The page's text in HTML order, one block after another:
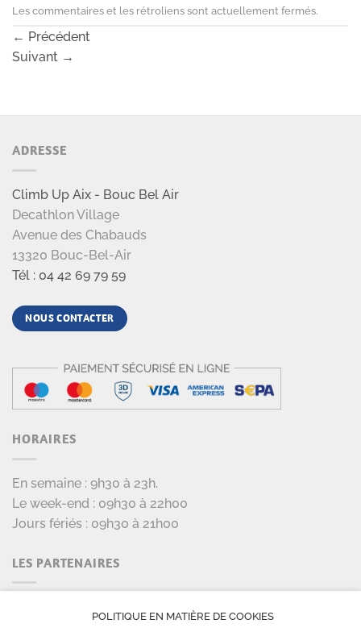
Les commentaires et les rétroliens sont actuellement fermés.
← Précédent
Suivant →
ADRESSE
Climb Up Aix - Bouc Bel Air
Decathlon Village
Avenue des Chabauds
13320 Bouc-Bel-Air
Tél : 04 42 69 79 59
NOUS CONTACTER
HORAIRES
En semaine : 9h30 à 23h.
Le week-end : 09h30 à 22h00
Jours fériés : 09h30 à 21h00
LES PARTENAIRES
POLITIQUE EN MATIÈRE DE COOKIES